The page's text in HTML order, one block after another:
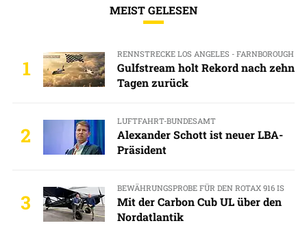
MEIST GELESEN
1
RENNSTRECKE LOS ANGELES - FARNBOROUGH
Gulfstream holt Rekord nach zehn
Tagen zurück
2
LUFTFAHRT-BUNDESAMT
Alexander Schott ist neuer LBA-
Präsident
3
BEWÄHRUNGSPROBE FÜR DEN ROTAX 916 IS
Mit der Carbon Cub UL über den
Nordatlantik